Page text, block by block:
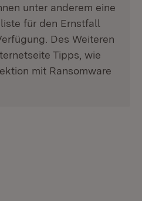
Fenster)
unter anderem eine
für den Ernstfall
Des Weiteren
Tipps, wie
mit Ransomware